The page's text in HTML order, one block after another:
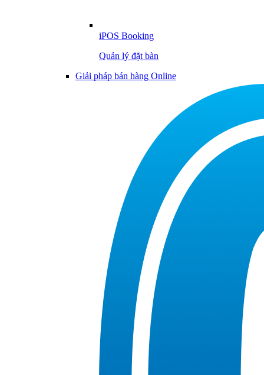
iPOS Booking
Quản lý đặt bàn
Giải pháp bán hàng Online